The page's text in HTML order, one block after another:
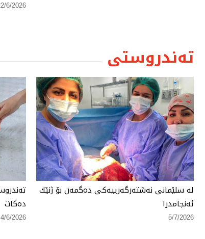
6/2026
تەندروستی
لە سلێمانی نەشتەرگەرییەكی دەگمەن بۆ ژنێك
ئەنجامدرا
5/7/2026
دەكات
4/6/2026